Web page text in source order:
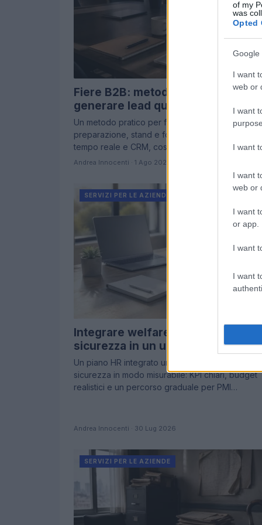
of my
was
Opted
Google
I want
web or
I want
I want
I want
web or
I want
or app.
I want
I want
Fiere B2B: metodo operativo per
generare lead qualificati
Un metodo pratico per fiere B2B che collega
preparazione, stand e follow‑up con scoring in
tempo reale e CRM, così da generare…
Andrea Innocenti · 1 Ago 2026
SERVIZI PER LE AZIENDE
Integrare welfare, formazione e
sicurezza in un unico piano HR
Un piano HR integrato unisce welfare,
sicurezza in modo misurabile: KPI chiari, budget
realistici e un percorso graduale per PMI…
Andrea Innocenti · 30 Lug 2026
SERVIZI PER LE AZIENDE